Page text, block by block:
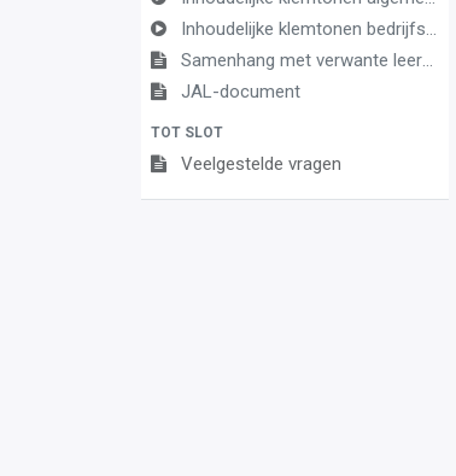
Inhoudelijke klemtonen bedrijfseconomie leerplan economie ' juni 2024
Samenhang met verwante leerplannen
JAL-document
TOT SLOT
Veelgestelde vragen